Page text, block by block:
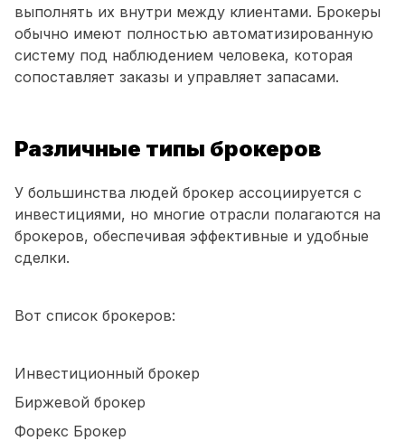
выполнять их внутри между клиентами. Брокеры
обычно имеют полностью автоматизированную
систему под наблюдением человека, которая
сопоставляет заказы и управляет запасами.
Различные типы брокеров
У большинства людей брокер ассоциируется с
инвестициями, но многие отрасли полагаются на
брокеров, обеспечивая эффективные и удобные
сделки.
Вот список брокеров:
Инвестиционный брокер
Биржевой брокер
Форекс Брокер